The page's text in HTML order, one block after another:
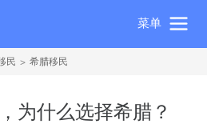
菜单
民 希腊移民
为什么选择希腊？